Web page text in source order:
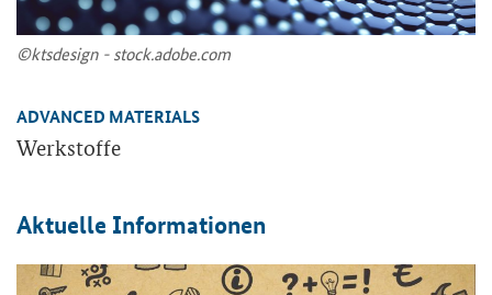
©kts­de­sign - stock.adobe.com
ADVANCED MATERIALS
Werk­stof­fe
Ak­tu­el­le In­for­ma­tio­nen